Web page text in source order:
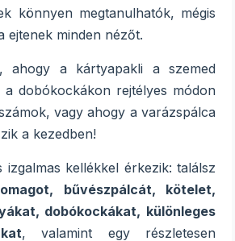
könnyen megtanulhatók, mégis
ejtenek minden nézőt.
ahogy a kártyapakli a szemed
dobókockákon rejtélyes módon
vagy ahogy a varázspálca
a kezedben!
izgalmas kellékkel érkezik: találsz
bűvészpálcát, kötelet,
dobókockákat, különleges
, valamint egy részletesen